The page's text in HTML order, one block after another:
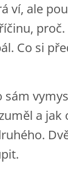
ví, ale
Co si
sám
a jak